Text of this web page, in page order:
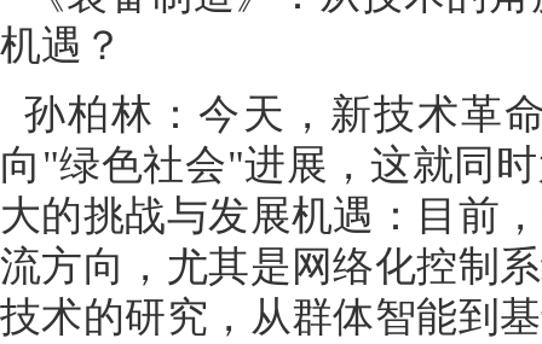
机遇？
孙柏林：今天，新技术革
向"绿色社会"进展，这就同
大的挑战与发展机遇：目前
流方向，尤其是网络化控制
技术的研究，从群体智能到